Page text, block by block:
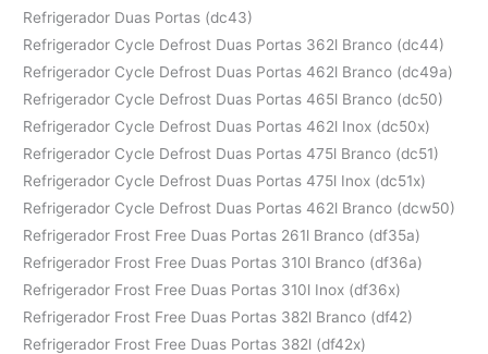
Refrigerador Duas Portas (dc43)
Refrigerador Cycle Defrost Duas Portas 362l Branco (dc44)
Refrigerador Cycle Defrost Duas Portas 462l Branco (dc49a)
Refrigerador Cycle Defrost Duas Portas 465l Branco (dc50)
Refrigerador Cycle Defrost Duas Portas 462l Inox (dc50x)
Refrigerador Cycle Defrost Duas Portas 475l Branco (dc51)
Refrigerador Cycle Defrost Duas Portas 475l Inox (dc51x)
Refrigerador Cycle Defrost Duas Portas 462l Branco (dcw50)
Refrigerador Frost Free Duas Portas 261l Branco (df35a)
Refrigerador Frost Free Duas Portas 310l Branco (df36a)
Refrigerador Frost Free Duas Portas 310l Inox (df36x)
Refrigerador Frost Free Duas Portas 382l Branco (df42)
Refrigerador Frost Free Duas Portas 382l (df42x)